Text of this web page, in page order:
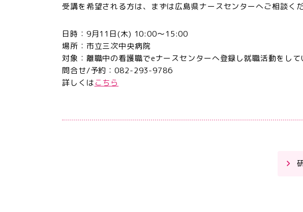
受講を希望される方は、まずは広島県ナースセンターへご相談くだ
日時：9月11日(木) 10:00～15:00
場所：市立三次中央病院
対象：離職中の看護職でeナースセンターへ登録し就職活動をして
問合せ/予約：082-293-9786
詳しくはこちら